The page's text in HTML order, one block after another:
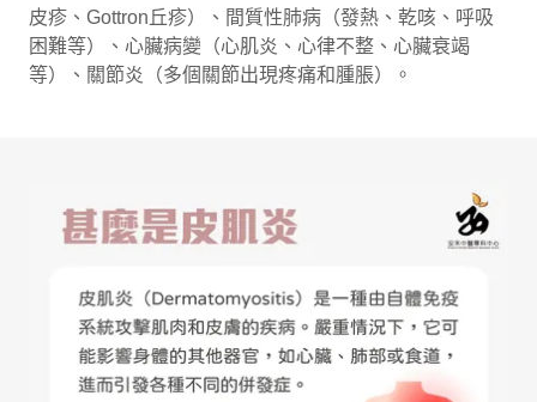
皮疹、Gottron丘疹）、間質性肺病（發熱、乾咳、呼吸
困難等）、心臟病變（心肌炎、心律不整、心臟衰竭
等）、關節炎（多個關節出現疼痛和腫脹）。